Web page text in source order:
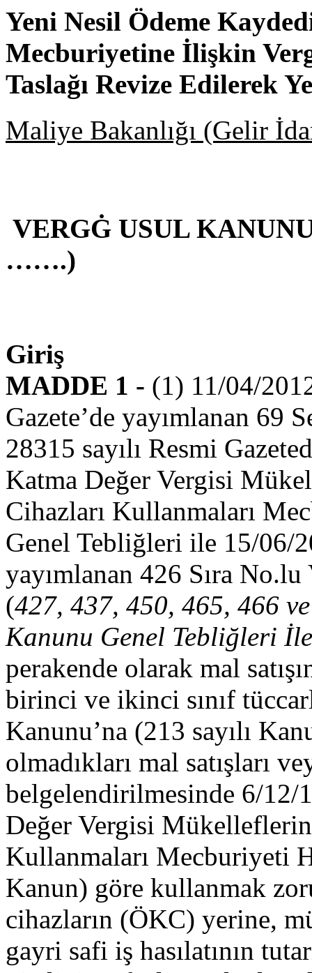
Yeni Nesil Ödeme
Mecburiyetine İlişkin
Taslağı Revize Edilerek
Maliye Bakanlığı (Gelir
VERGĠ USUL
…….)
Giriş
MADDE 1 - (1) 11/04/
Gazete’de yayımlanan
28315 sayılı Resmi
Katma Değer Vergisi
Cihazları Kullanmaları
Genel Tebliğleri ile 15/06/
yayımlanan 426 Sıra
(427, 437, 450, 465, 466
Kanunu Genel Tebliğleri
perakende olarak mal
birinci ve ikinci sınıf
Kanunu’na (213 sayılı
olmadıkları mal satışları
belgelendirilmesinde 6/12/
Değer Vergisi
Kullanmaları Mecburiyeti
Kanun) göre kullanmak
cihazların (ÖKC) yerine,
gayri safi iş hasılatının